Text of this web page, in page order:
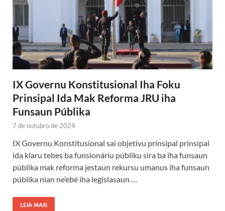
IX Governu Konstitusional Iha Foku
Prinsipal Ida Mak Reforma JRU iha
Funsaun Públika
7 de outubro de 2024
IX Governu Konstitusional sai objetivu prinsipal prinsipal
ida klaru tebes ba funsionáriu públiku sira ba iha funsaun
públika mak reforma jestaun rekursu umanus iha funsaun
públika nian ne’ebé iha legislasaun …
LEIA MAIS